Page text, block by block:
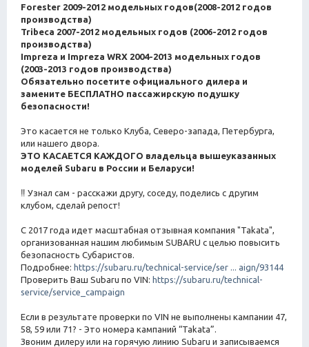
Forester 2009-2012 модельных годов(2008-2012 годов
производства)
Tribeca 2007-2012 модельных годов (2006-2012 годов
производства)
Impreza и Impreza WRX 2004-2013 модельных годов
(2003-2013 годов производства)
Обязательно посетите официального дилера и
замените БЕСПЛАТНО пассажирскую подушку
безопасности!
Это касается не только Клуба, Северо-запада, Петербурга,
или нашего двора.
ЭТО КАСАЕТСЯ КАЖДОГО владельца вышеуказанных
моделей Subaru в России и Беларуси!
‼ Узнал сам - расскажи другу, соседу, поделись с другим
клубом, сделай репост!
С 2017 года идет масштабная отзывная компания "Takata",
организованная нашим любимым SUBARU с целью повысить
безопасность Субаристов.
Подробнее: https://subaru.ru/technical-service/ser ... aign/93144
Проверить Ваш Subaru по VIN: https://subaru.ru/technical-
service/service_campaign
Если в результате проверки по VIN не выполнены кампании 47,
58, 59 или 71? - Это номера кампаний “Takata”.
Звоним дилеру или на горячую линию Subaru и записываемся